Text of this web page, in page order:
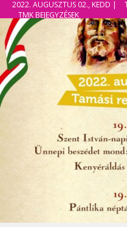
2022. AUGUSZTUS 02., KEDD |
TMK BEJEGYZÉSEK